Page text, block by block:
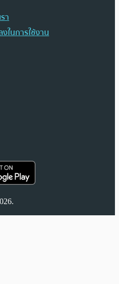
า
ในการใช้งาน